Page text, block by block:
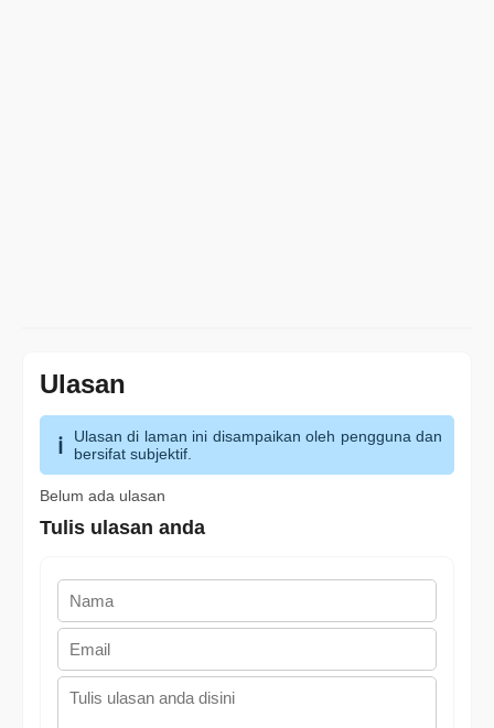
Ulasan
Ulasan di laman ini disampaikan oleh pengguna dan
bersifat subjektif.
Belum ada ulasan
Tulis ulasan anda